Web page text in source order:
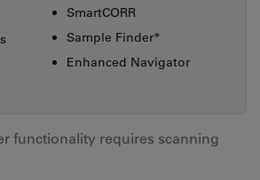
SmartCORR
Sample Finder*
Enhanced Navigator
functionality requires scanning